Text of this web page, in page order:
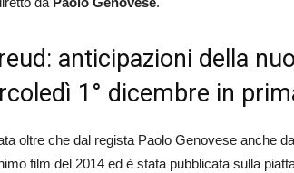
anticipazioni della
1° dicembre in
oltre che dal regista Paolo Genovese anche da
film del 2014 ed è stata pubblicata sulla